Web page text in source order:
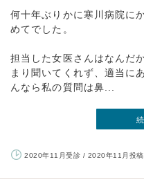
何十年ぶりかに寒川病院に
めてでした。
担当した女医さんはなんだ
まり聞いてくれず、適当に
んなら私の質問は鼻...
2020年11月受診 / 2020年11月投稿